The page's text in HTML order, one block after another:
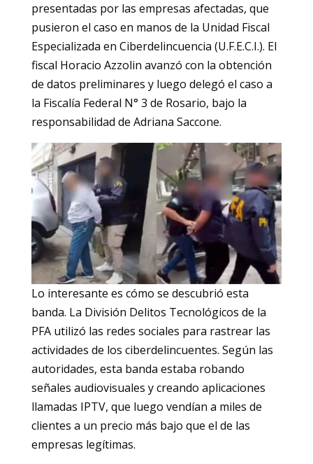
presentadas por las empresas afectadas, que
pusieron el caso en manos de la Unidad Fiscal
Especializada en Ciberdelincuencia (U.F.E.C.I.). El
fiscal Horacio Azzolin avanzó con la obtención
de datos preliminares y luego delegó el caso a
la Fiscalía Federal N° 3 de Rosario, bajo la
responsabilidad de Adriana Saccone.
Lo interesante es cómo se descubrió esta
banda. La División Delitos Tecnológicos de la
PFA utilizó las redes sociales para rastrear las
actividades de los ciberdelincuentes. Según las
autoridades, esta banda estaba robando
señales audiovisuales y creando aplicaciones
llamadas IPTV, que luego vendían a miles de
clientes a un precio más bajo que el de las
empresas legítimas.